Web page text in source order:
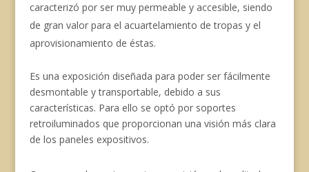
caracterizó por ser muy permeable y accesible, siendo
de gran valor para el acuartelamiento de tropas y el
aprovisionamiento de éstas.
Es una exposición diseñada para poder ser fácilmente
desmontable y transportable, debido a sus
características. Para ello se optó por soportes
retroiluminados que proporcionan una visión más clara
de los paneles expositivos.